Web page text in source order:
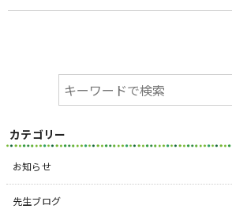
カテゴリー
お知らせ
先生ブログ